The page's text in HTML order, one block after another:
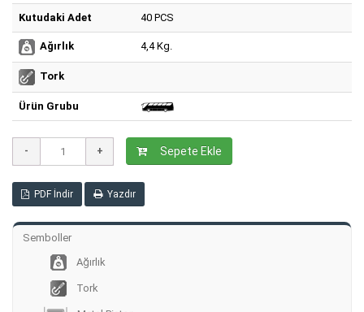
Kutudaki Adet 40 PCS
Ağırlık 4,4 Kg.
Tork
Ürün Grubu
Sepete Ekle
PDF İndir Yazdır
Semboller
Ağırlık
Tork